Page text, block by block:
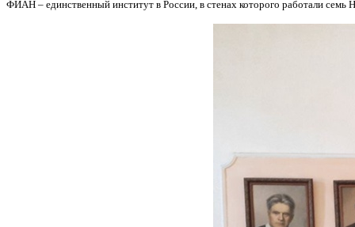
ФИАН – единственный институт в России, в стенах которого работали